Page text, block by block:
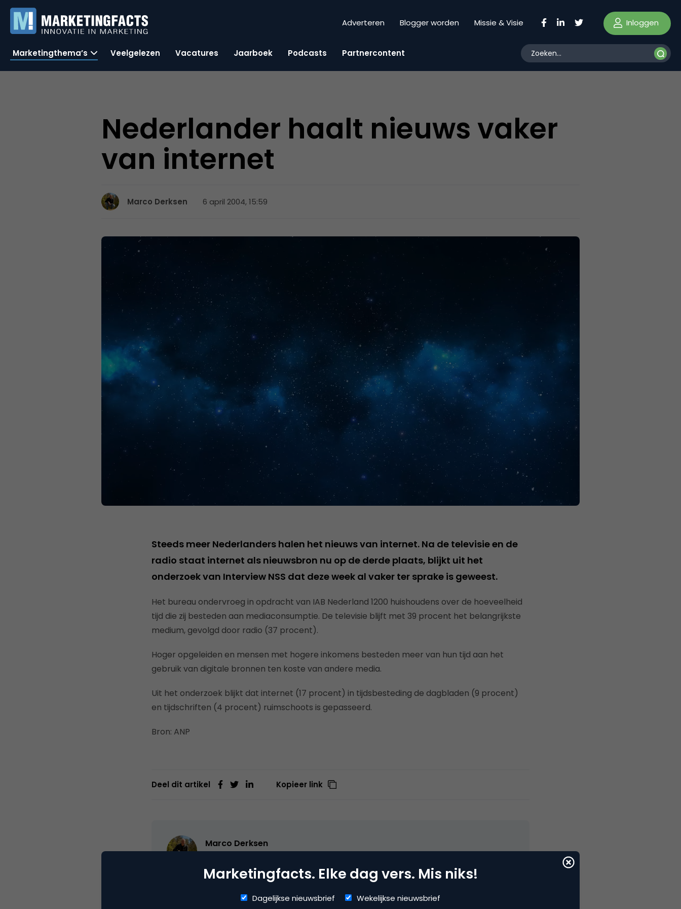
Adverteren Blogger worden Missie & Visie Inloggen
Marketingthema’s Veelgelezen Vacatures Jaarboek Podcasts Partnercontent
Nederlander haalt nieuws vaker
van internet
Marco Derksen 6 april 2004, 15:59
Steeds meer Nederlanders halen het nieuws van internet. Na de televisie en de
radio staat internet als nieuwsbron nu op de derde plaats, blijkt uit het
onderzoek van Interview NSS dat deze week al vaker ter sprake is geweest.
Het bureau ondervroeg in opdracht van IAB Nederland 1200 huishoudens over de hoeveelheid
tijd die zij besteden aan mediaconsumptie. De televisie blijft met 39 procent het belangrijkste
medium, gevolgd door radio (37 procent).
Hoger opgeleiden en mensen met hogere inkomens besteden meer van hun tijd aan het
gebruik van digitale bronnen ten koste van andere media.
Uit het onderzoek blijkt dat internet (17 procent) in tijdsbesteding de dagbladen (9 procent)
en tijdschriften (4 procent) ruimschoots is gepasseerd.
Bron: ANP
Deel dit artikel Kopieer link
Marco Derksen
Oprichter/partner Upstream, Marketingfacts, Arnhem Direct, SportNext, TravelNext, RvT
VPRO, Bestuur Luxor Live, social business, onderwijs, fotografie en vader!
Marketingfacts. Elke dag vers. Mis niks!
Dagelijkse nieuwsbrief Wekelijkse nieuwsbrief